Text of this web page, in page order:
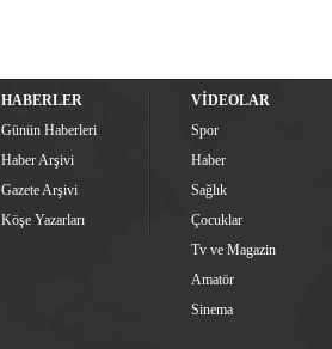
HABERLER
Günün Haberleri
Haber Arşivi
Gazete Arşivi
Köşe Yazarları
VİDEOLAR
Spor
Haber
Sağlık
Çocuklar
Tv ve Magazin
Amatör
Sinema